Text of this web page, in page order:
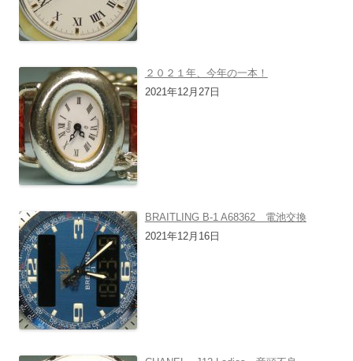
２０２１年、今年の一本！
2021年12月27日
BRAITLING B-1 A68362 電池交換
2021年12月16日